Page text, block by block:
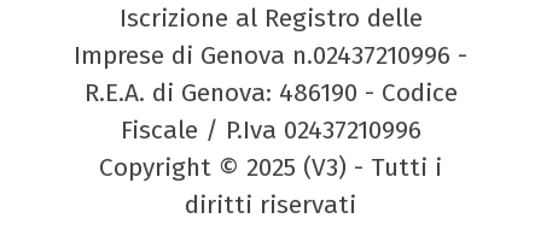
Iscrizione al Registro delle
Imprese di Genova n.02437210996 -
R.E.A. di Genova: 486190 - Codice
Fiscale / P.Iva 02437210996
Copyright © 2025 (V3) - Tutti i
diritti riservati